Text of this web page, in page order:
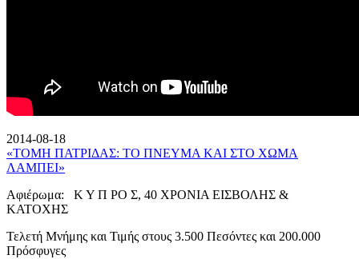
2014-08-18
«ΤΟΜΗ ΠΑΤΡΙΔΑΣ: ΤΟ ΠΝΕΥΜΑ ΚΑΙ ΣΤΟ ΧΩΜΑ
ΛΑΜΠΕΙ»
Αφιέρωμα: Κ Υ Π ΡΟ Σ, 40 ΧΡΟΝΙΑ ΕΙΣΒΟΛΗΣ &
ΚΑΤΟΧΗΣ
Τελετή Μνήμης και Τιμής στους 3.500 Πεσόντες και 200.000
Πρόσφυγες